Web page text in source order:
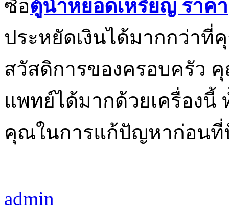
ซื้อตู้น้ำหยอดเหรียญ ราคา
ประหยัดเงินได้มากกว่า
สวัสดิการของครอบครัว
แพทย์ได้มากด้วยเครื่อง
คุณในการแก้ปัญหาก่อนที่
admin